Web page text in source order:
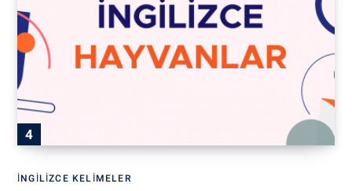
İNGILIZCE KELIMELER